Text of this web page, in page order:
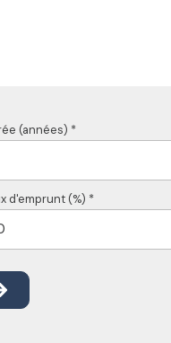
(années) *
d'emprunt (%) *